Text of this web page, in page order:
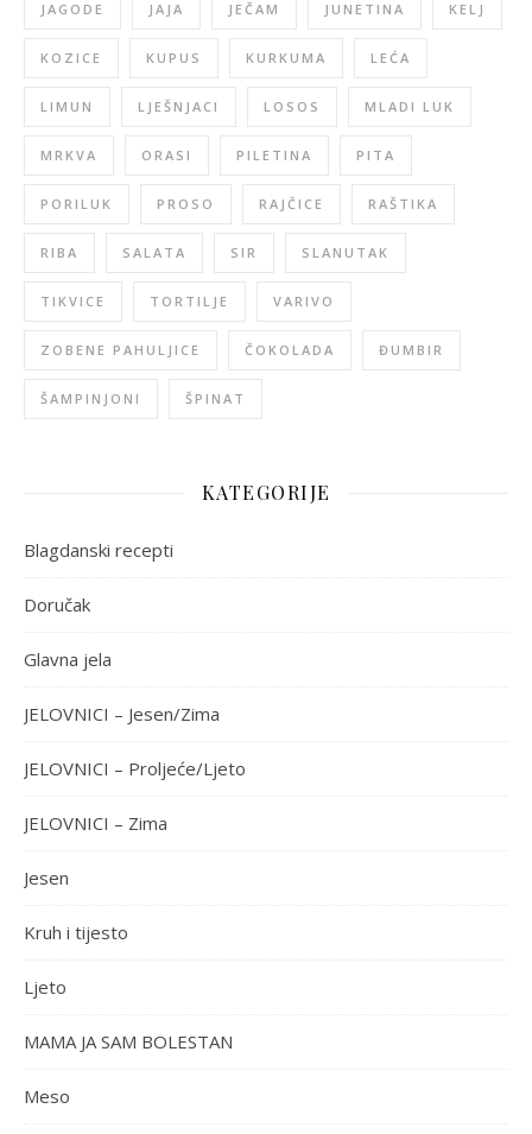
JAGODE JAJA JEČAM JUNETINA KELJ
KOZICE KUPUS KURKUMA LEĆA
LIMUN LJEŠNJACI LOSOS MLADI LUK
MRKVA ORASI PILETINA PITA
PORILUK PROSO RAJČICE RAŠTIKA
RIBA SALATA SIR SLANUTAK
TIKVICE TORTILJE VARIVO
ZOBENE PAHULJICE ČOKOLADA ĐUMBIR
ŠAMPINJONI ŠPINAT
KATEGORIJE
Blagdanski recepti
Doručak
Glavna jela
JELOVNICI – Jesen/Zima
JELOVNICI – Proljeće/Ljeto
JELOVNICI – Zima
Jesen
Kruh i tijesto
Ljeto
MAMA JA SAM BOLESTAN
Meso